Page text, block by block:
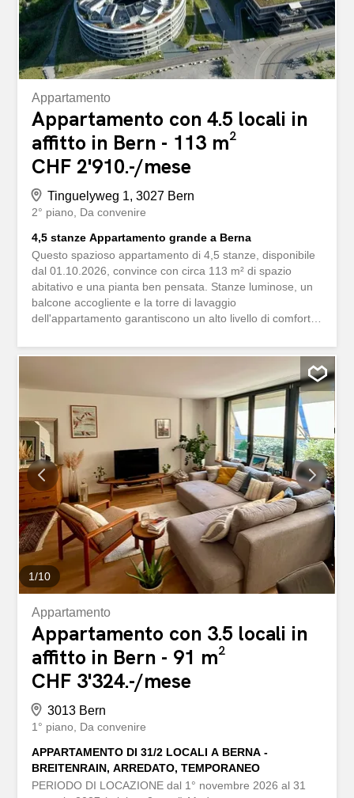
Appartamento
Appartamento con 4.5 locali in
affitto in Bern - 113 m²
CHF 2'910.-/mese
Tinguelyweg 1, 3027 Bern
2° piano
Da convenire
4,5 stanze Appartamento grande a Berna
Questo spazioso appartamento di 4,5 stanze, disponibile
dal 01.10.2026, convince con circa 113 m² di spazio
abitativo e una pianta ben pensata. Stanze luminose, un
balcone accogliente e la torre di lavaggio
dell'appartamento garantiscono un alto livello di comfort
Circa 113 m² di superficie abitativa - Balcone - Zona
Buone connessioni con i mezzi pubblici - Bundesplatz è
raggiungibile in circa 20 minuti in bici (Le foto sono foto di
esempio) Diese grosszügige 4.5-Zimmer-Wohnung
verfügbar ab 01.10.2026 überzeugt mit rund 113 m²
Wohnfläche und einem durchdachten Grundriss. Helle
Räume, ein gemütlicher Balkon sowie der eigene
Waschturm in der Wohnung sorgen für hohen
Wohnkomfort im Alltag. Highlights der Wohnung: - Ca.
113 m² Wohnfläche - Balkon - Ruhige Wohnlage - Viele
Einkaufsmöglichkeiten in der Nähe - Gute Anbindung an
den öffentlichen Verkehr...
1/10
Appartamento
Appartamento con 3.5 locali in
affitto in Bern - 91 m²
CHF 3'324.-/mese
3013 Bern
1° piano
Da convenire
APPARTAMENTO DI 31/2 LOCALI A BERNA -
BREITENRAIN, ARREDATO, TEMPORANEO
PERIODO DI LOCAZIONE dal 1° novembre 2026 al 31